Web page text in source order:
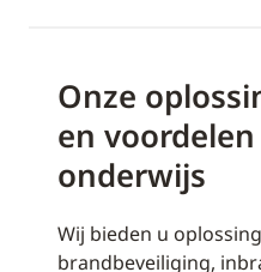
Onze
en
onderwijs
Wij bieden u
brandbeveiliging,